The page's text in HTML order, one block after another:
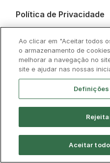
Política de Privacidade
Cookies Aviso Legal
Contactos
© CP 2026, Todos os direitos
Ao clicar em "Aceitar todos
o armazenamento de
melhorar a navegação no
site e ajudar nas nossas
Aceitar